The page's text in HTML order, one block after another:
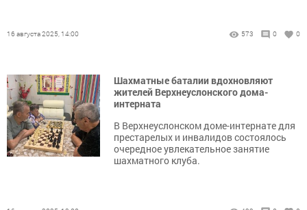
16 августа 2025, 14:00 573 0 0
Шахматные баталии вдохновляют
жителей Верхнеуслонского дома-
интерната
В Верхнеуслонском доме-интернате для
престарелых и инвалидов состоялось
очередное увлекательное занятие
шахматного клуба.